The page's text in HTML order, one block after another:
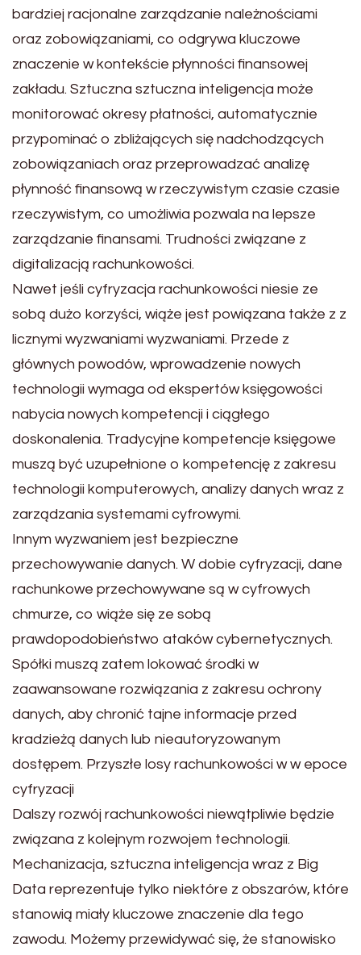
bardziej racjonalne zarządzanie należnościami
oraz zobowiązaniami, co odgrywa kluczowe
znaczenie w kontekście płynności finansowej
zakładu. Sztuczna sztuczna inteligencja może
monitorować okresy płatności, automatycznie
przypominać o zbliżających się nadchodzących
zobowiązaniach oraz przeprowadzać analizę
płynność finansową w rzeczywistym czasie czasie
rzeczywistym, co umożliwia pozwala na lepsze
zarządzanie finansami. Trudności związane z
digitalizacją rachunkowości.
Nawet jeśli cyfryzacja rachunkowości niesie ze
sobą dużo korzyści, wiąże jest powiązana także z z
licznymi wyzwaniami wyzwaniami. Przede z
głównych powodów, wprowadzenie nowych
technologii wymaga od ekspertów księgowości
nabycia nowych kompetencji i ciągłego
doskonalenia. Tradycyjne kompetencje księgowe
muszą być uzupełnione o kompetencję z zakresu
technologii komputerowych, analizy danych wraz z
zarządzania systemami cyfrowymi.
Innym wyzwaniem jest bezpieczne
przechowywanie danych. W dobie cyfryzacji, dane
rachunkowe przechowywane są w cyfrowych
chmurze, co wiąże się ze sobą
prawdopodobieństwo ataków cybernetycznych.
Spółki muszą zatem lokować środki w
zaawansowane rozwiązania z zakresu ochrony
danych, aby chronić tajne informacje przed
kradzieżą danych lub nieautoryzowanym
dostępem. Przyszłe losy rachunkowości w w epoce
cyfryzacji
Dalszy rozwój rachunkowości niewątpliwie będzie
związana z kolejnym rozwojem technologii.
Mechanizacja, sztuczna inteligencja wraz z Big
Data reprezentuje tylko niektóre z obszarów, które
stanowią miały kluczowe znaczenie dla tego
zawodu. Możemy przewidywać się, że stanowisko